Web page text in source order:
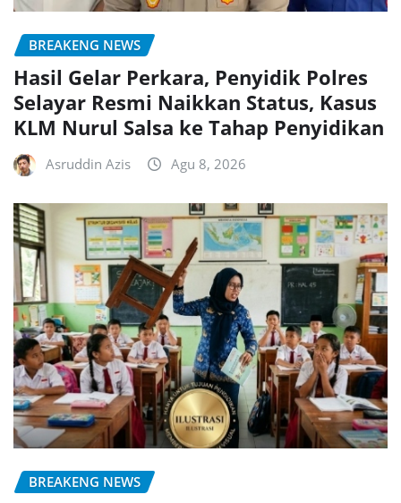
BREAKENG NEWS
Hasil Gelar Perkara, Penyidik Polres
Selayar Resmi Naikkan Status, Kasus
KLM Nurul Salsa ke Tahap Penyidikan
Asruddin Azis Agu 8, 2026
BREAKENG NEWS